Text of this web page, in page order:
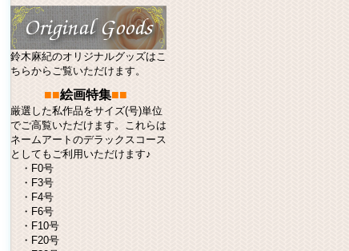
鈴木麻紀のオリジナルグッズはこ
ちらからご覧いただけます。
■■絵画特集■■
厳選した私作品をサイズ(号)単位
でご高覧いただけます。これらは
ネームアート のデラックスコース
としてもご利用いただけます♪
・ F0号
・ F3号
・ F4号
・ F6号
・ F10号
・ F20号